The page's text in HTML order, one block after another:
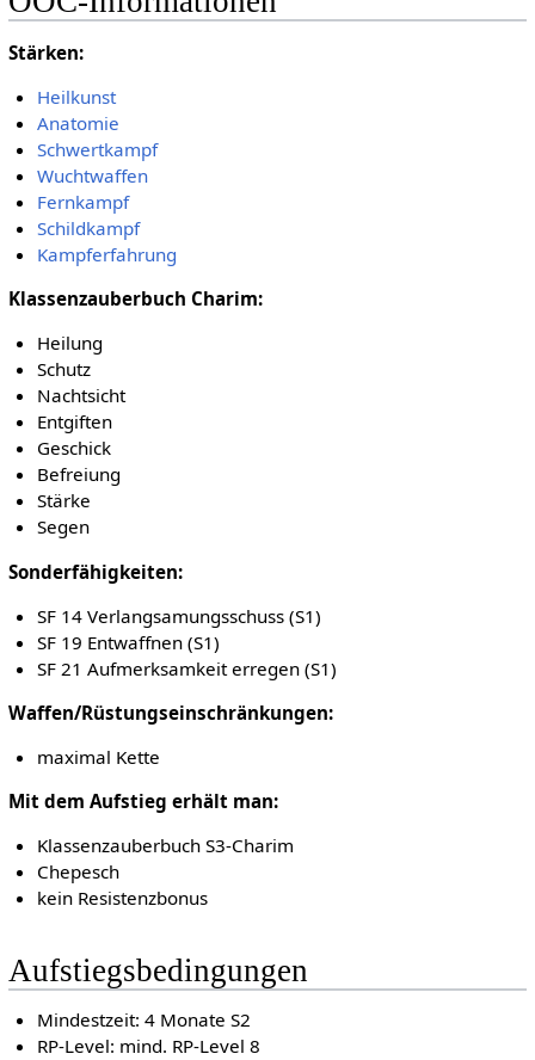
Stärken:
Heilkunst
Anatomie
Schwertkampf
Wuchtwaffen
Fernkampf
Schildkampf
Kampferfahrung
Klassenzauberbuch Charim:
Heilung
Schutz
Nachtsicht
Entgiften
Geschick
Befreiung
Stärke
Segen
Sonderfähigkeiten:
SF 14 Verlangsamungsschuss (S1)
SF 19 Entwaffnen (S1)
SF 21 Aufmerksamkeit erregen (S1)
Waffen/Rüstungseinschränkungen:
maximal Kette
Mit dem Aufstieg erhält man:
Klassenzauberbuch S3-Charim
Chepesch
kein Resistenzbonus
Aufstiegsbedingungen
Mindestzeit: 4 Monate S2
RP-Level: mind. RP-Level 8